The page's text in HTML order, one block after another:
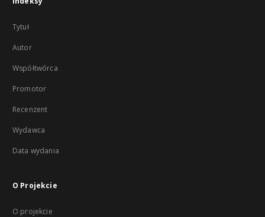
Tytuł
Autor
Współtwórca
Promotor
Recenzent
Wydawca
Data wydania
O Projekcie
O projekcie